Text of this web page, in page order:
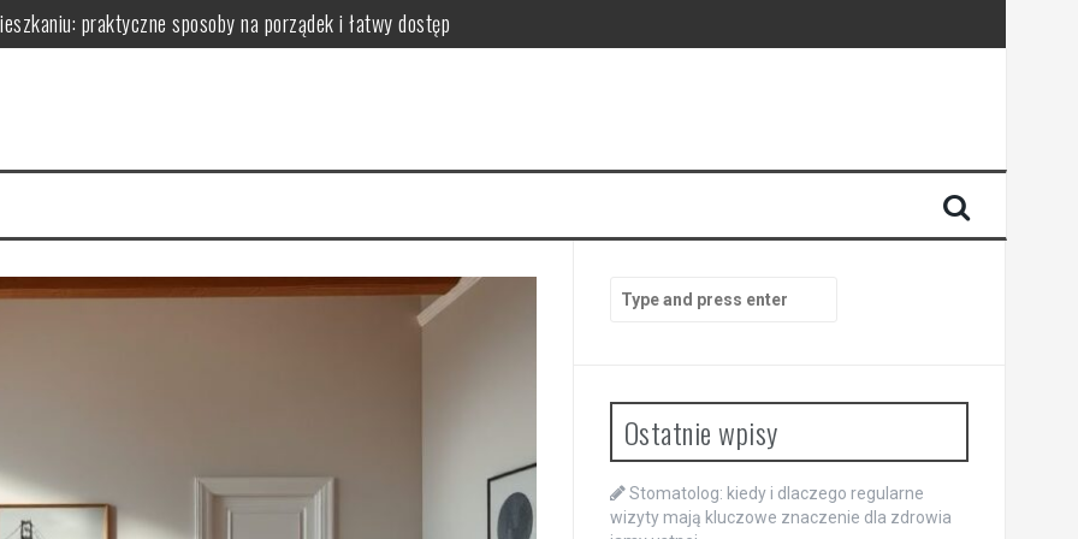
praktyczne sposoby na porządek i łatwy dostęp
wybrać i zamontować funkcjonalną przegrodę ze szkła hartowanego
dodają przestrzeni, a kiedy mogą przeszkadzać?
– praktyczne porady wyboru, montażu i aranżacji przestrzeni
for:
Ostatnie wpisy
Stomatolog: kiedy i dlaczego regularne
wizyty mają kluczowe znaczenie dla zdrowia